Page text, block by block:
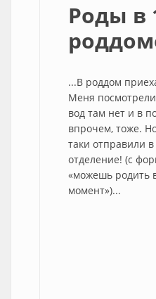
Роды в
...В роддом
Меня
вод там нет и в
впрочем, тоже.
таки отправили
отделение! (с
«можешь родить
момент»)...